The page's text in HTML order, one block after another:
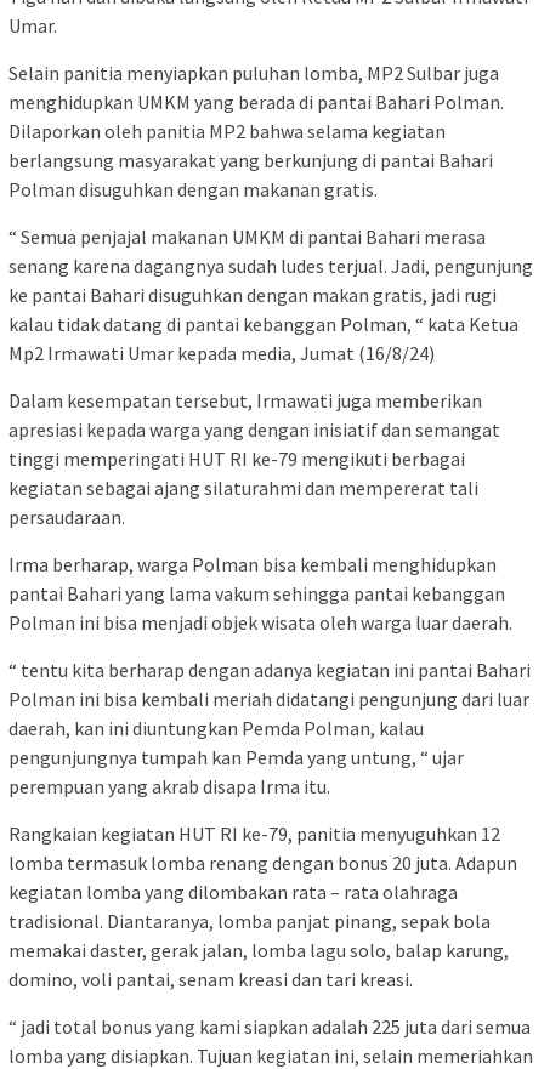
Umar.
Selain panitia menyiapkan puluhan lomba, MP2 Sulbar juga
menghidupkan UMKM yang berada di pantai Bahari Polman.
Dilaporkan oleh panitia MP2 bahwa selama kegiatan
berlangsung masyarakat yang berkunjung di pantai Bahari
Polman disuguhkan dengan makanan gratis.
“ Semua penjajal makanan UMKM di pantai Bahari merasa
senang karena dagangnya sudah ludes terjual. Jadi, pengunjung
ke pantai Bahari disuguhkan dengan makan gratis, jadi rugi
kalau tidak datang di pantai kebanggan Polman, “ kata Ketua
Mp2 Irmawati Umar kepada media, Jumat (16/8/24)
Dalam kesempatan tersebut, Irmawati juga memberikan
apresiasi kepada warga yang dengan inisiatif dan semangat
tinggi memperingati HUT RI ke-79 mengikuti berbagai
kegiatan sebagai ajang silaturahmi dan mempererat tali
persaudaraan.
Irma berharap, warga Polman bisa kembali menghidupkan
pantai Bahari yang lama vakum sehingga pantai kebanggan
Polman ini bisa menjadi objek wisata oleh warga luar daerah.
“ tentu kita berharap dengan adanya kegiatan ini pantai Bahari
Polman ini bisa kembali meriah didatangi pengunjung dari luar
daerah, kan ini diuntungkan Pemda Polman, kalau
pengunjungnya tumpah kan Pemda yang untung, “ ujar
perempuan yang akrab disapa Irma itu.
Rangkaian kegiatan HUT RI ke-79, panitia menyuguhkan 12
lomba termasuk lomba renang dengan bonus 20 juta. Adapun
kegiatan lomba yang dilombakan rata – rata olahraga
tradisional. Diantaranya, lomba panjat pinang, sepak bola
memakai daster, gerak jalan, lomba lagu solo, balap karung,
domino, voli pantai, senam kreasi dan tari kreasi.
“ jadi total bonus yang kami siapkan adalah 225 juta dari semua
lomba yang disiapkan. Tujuan kegiatan ini, selain memeriahkan